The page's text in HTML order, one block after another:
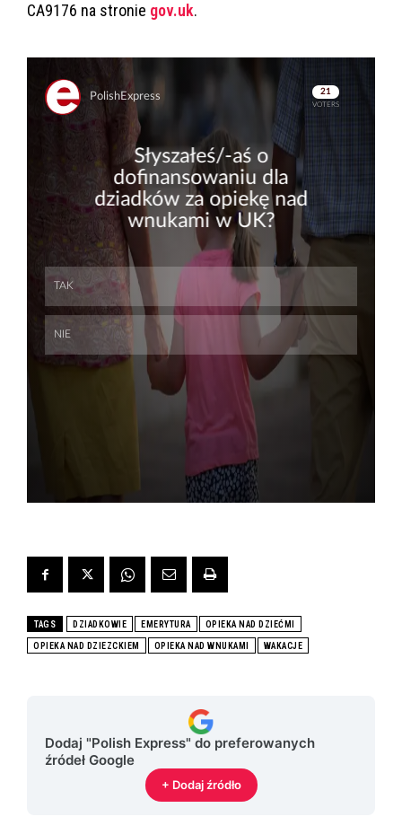
CA9176 na stronie gov.uk.
Skip
TAGS DZIADKOWIE EMERYTURA OPIEKA NAD DZIEĆMI
OPIEKA NAD DZIEZCKIEM OPIEKA NAD WNUKAMI WAKACJE
Dodaj "Polish Express" do preferowanych
źródeł Google
+ Dodaj źródło